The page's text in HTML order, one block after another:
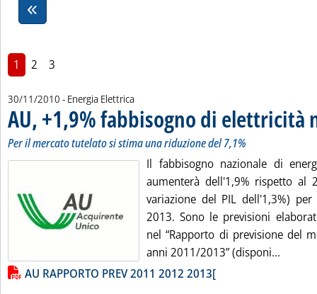
1 2 3
30/11/2010 - Energia Elettrica
AU, +1,9% fabbisogno di elettricità
Per il mercato tutelato si stima una riduzione del 7,1%
Il fabbisogno nazionale di
aumenterà dell'1,9% rispetto al
variazione del PIL dell'1,3%)
2013. Sono le previsioni
nel “Rapporto di previsione del
anni 2011/2013” (disponi...
Lista allegati PDF alla notizia
AU RAPPORTO PREV 2011 2012 2013[